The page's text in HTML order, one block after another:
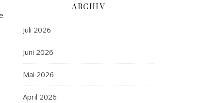
ARCHIV
Juli 2026
Juni 2026
Mai 2026
April 2026